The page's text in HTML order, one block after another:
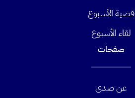
قضية الأسبوع
لقاء الأسبوع
صفحات
عن صدى